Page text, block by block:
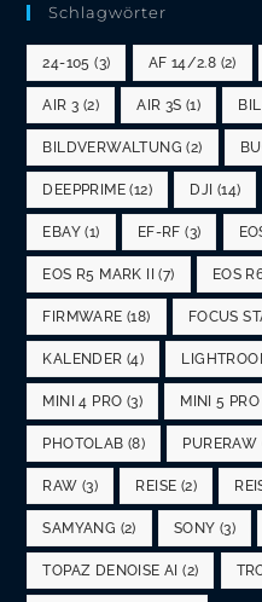
Schlagwörter
24-105 (3) AF 14/2.8 (2)
AIR 3 (2) AIR 3S (1)
BILDVERWALTUNG (2)
DEEPPRIME (12) DJI (14)
EBAY (1) EF-RF (3)
EOS R5 MARK II (7) EOS
FIRMWARE (18) FOCUS
KALENDER (4)
MINI 4 PRO (3) MINI 5 PRO
PHOTOLAB (8) PURERAW
RAW (3) REISE (2)
SAMYANG (2) SONY (3)
TOPAZ DENOISE AI (2)